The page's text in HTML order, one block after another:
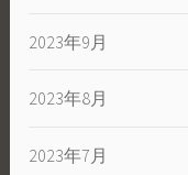
2023年9月
2023年8月
2023年7月